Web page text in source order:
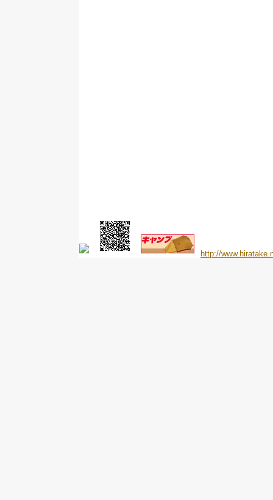
http://